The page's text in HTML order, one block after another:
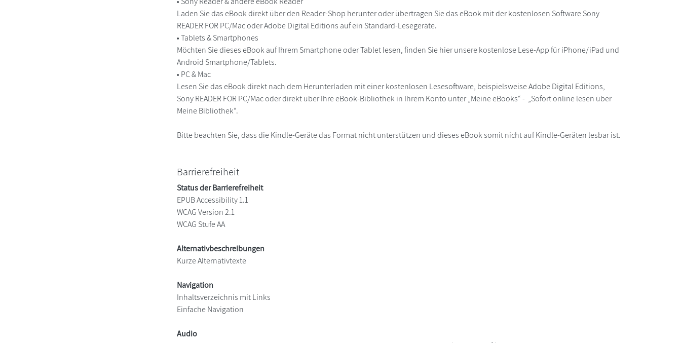
Laden Sie das eBook direkt über den Reader-Shop herunter oder übertragen Sie das eBook mit der kostenlosen Software Sony
READER FOR PC/Mac oder Adobe Digital Editions auf ein Standard-Lesegeräte.
• Tablets & Smartphones
Möchten Sie dieses eBook auf Ihrem Smartphone oder Tablet lesen, finden Sie hier unsere kostenlose Lese-App für iPhone/iPad und
Android Smartphone/Tablets.
• PC & Mac
Lesen Sie das eBook direkt nach dem Herunterladen mit einer kostenlosen Lesesoftware, beispielsweise Adobe Digital Editions,
Sony READER FOR PC/Mac oder direkt über Ihre eBook-Bibliothek in Ihrem Konto unter „Meine eBooks“ - „Sofort online lesen über
Meine Bibliothek“.
Bitte beachten Sie, dass die Kindle-Geräte das Format nicht unterstützen und dieses eBook somit nicht auf Kindle-Geräten lesbar ist.
Barrierefreiheit
Status der Barrierefreiheit
EPUB Accessibility 1.1
WCAG Version 2.1
WCAG Stufe AA
Alternativbeschreibungen
Kurze Alternativtexte
Navigation
Inhaltsverzeichnis mit Links
Einfache Navigation
Audio